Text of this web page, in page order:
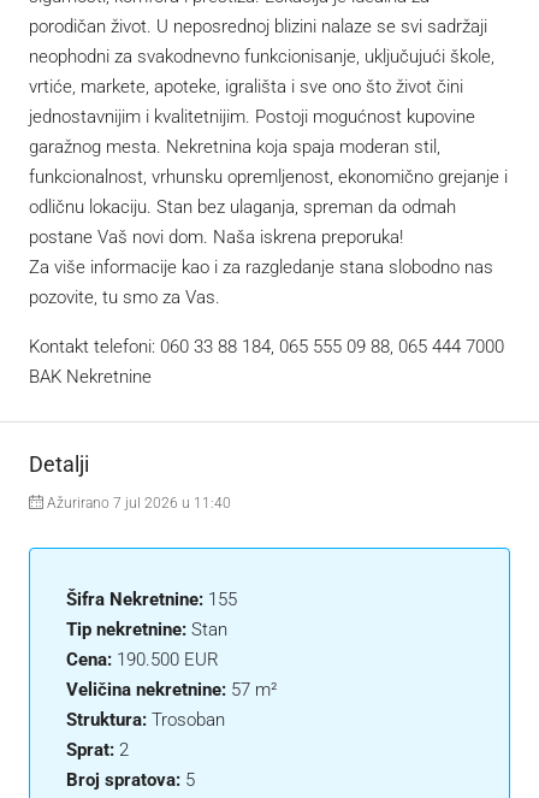
porodičan život. U neposrednoj blizini nalaze se svi sadržaji
neophodni za svakodnevno funkcionisanje, uključujući škole,
vrtiće, markete, apoteke, igrališta i sve ono što život čini
jednostavnijim i kvalitetnijim. Postoji mogućnost kupovine
garažnog mesta. Nekretnina koja spaja moderan stil,
funkcionalnost, vrhunsku opremljenost, ekonomično grejanje i
odličnu lokaciju. Stan bez ulaganja, spreman da odmah
postane Vaš novi dom. Naša iskrena preporuka!
Za više informacije kao i za razgledanje stana slobodno nas
pozovite, tu smo za Vas.
Kontakt telefoni: 060 33 88 184, 065 555 09 88, 065 444 7000
BAK Nekretnine
Detalji
Ažurirano 7 jul 2026 u 11:40
Šifra Nekretnine: 155
Tip nekretnine: Stan
Cena: 190.500 EUR
Veličina nekretnine: 57 m²
Struktura: Trosoban
Sprat: 2
Broj spratova: 5